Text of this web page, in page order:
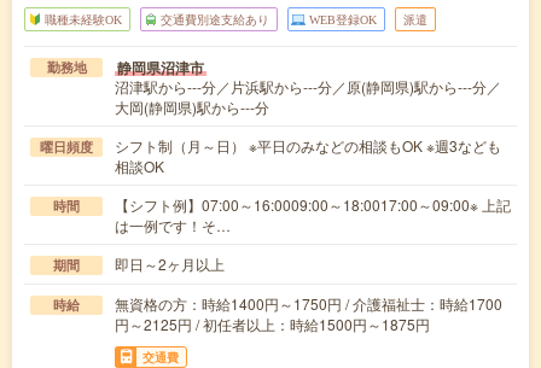
職種未経験OK 交通費別途支給あり WEB登録OK 派遣
勤務地 静岡県沼津市
沼津駅から---分／片浜駅から---分／原(静岡県)駅から---分／
大岡(静岡県)駅から---分
曜日頻度
シフト制（月～日） ※平日のみなどの相談もOK ※週3なども
相談OK
時間
【シフト例】07:00～16:0009:00～18:0017:00～09:00※ 上記
は一例です！そ…
期間 即日～2ヶ月以上
時給
無資格の方：時給1400円～1750円 / 介護福祉士：時給1700
円～2125円 / 初任者以上：時給1500円～1875円
交通費